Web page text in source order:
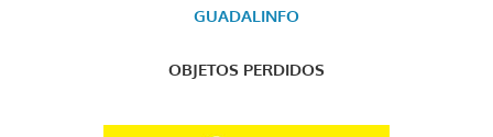
GUADALINFO
OBJETOS PERDIDOS